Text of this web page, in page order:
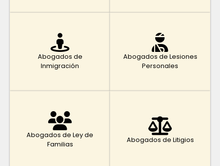
Abogados de
Inmigración
Abogados de Lesiones
Personales
Abogados de Ley de
Familias
Abogados de Litigios